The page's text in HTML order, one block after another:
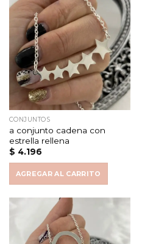
CONJUNTOS
a conjunto cadena con
estrella rellena
$ 4.196
AGREGAR AL CARRITO